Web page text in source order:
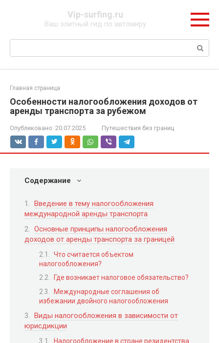
Vip-surfing.ru
Ваш элитный гид по автомиру
Поиск:
Главная страница
Особенности налогообложения доходов от
аренды транспорта за рубежом
Опубликовано: 20.07.2025 Путешествия без границ
Содержание
Введение в тему налогообложения
международной аренды транспорта
Основные принципы налогообложения
доходов от аренды транспорта за границей
Что считается объектом
налогообложения?
Где возникает налоговое обязательство?
Международные соглашения об
избежании двойного налогообложения
Виды налогообложения в зависимости от
юрисдикции
Налогообложение в стране резидентства